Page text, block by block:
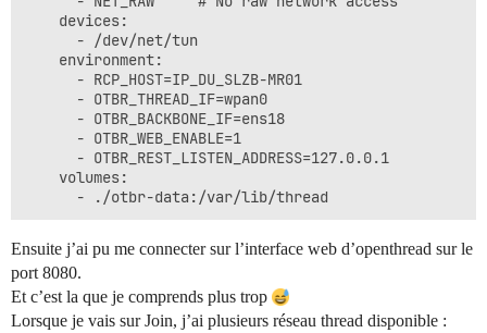
    devices:
      - /dev/net/tun
    environment:
      - RCP_HOST=IP_DU_SLZB-MR01
      - OTBR_THREAD_IF=wpan0
      - OTBR_BACKBONE_IF=ens18
      - OTBR_WEB_ENABLE=1
      - OTBR_REST_LISTEN_ADDRESS=127.0.0.1
    volumes:
Ensuite j’ai pu me connecter sur l’interface web d’openthread sur le
port 8080.
Et c’est la que je comprends plus trop
Lorsque je vais sur Join, j’ai plusieurs réseau thread disponible :